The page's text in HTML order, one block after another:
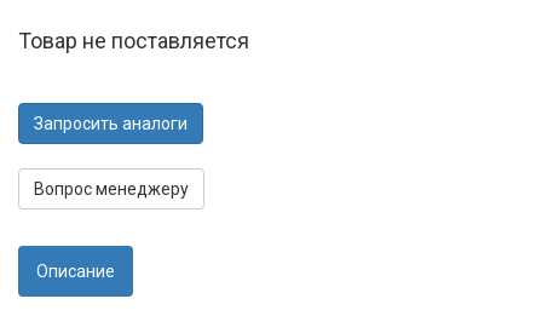
Товар не поставляется
Запросить аналоги
Вопрос менеджеру
Описание